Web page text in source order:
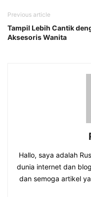
Previous article
Tampil Lebih Cantik
Aksesoris Wanita
Hallo, saya adalah
dunia internet dan
dan semoga artikel